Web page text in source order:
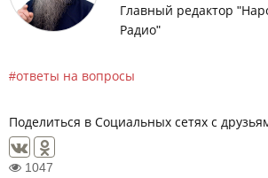
Главный редактор
Радио"
ответы на вопросы
Поделиться в Социальных сетях с
1047